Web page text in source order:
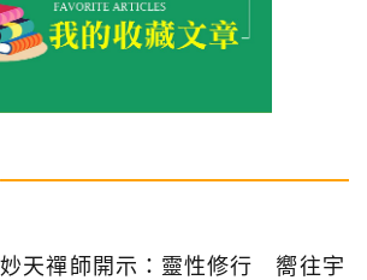
天禪師開示：靈性修行 嚮往宇